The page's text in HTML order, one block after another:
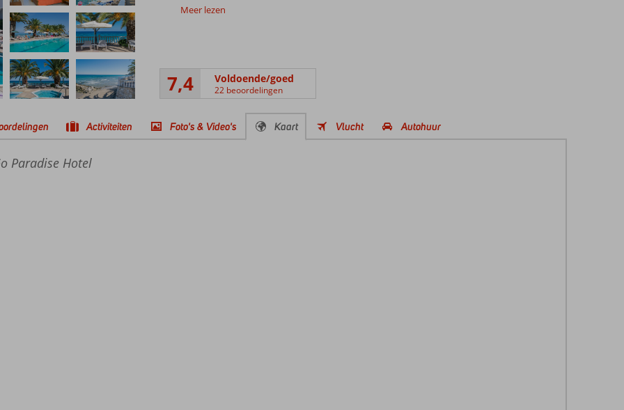
Meer lezen
7,4 Voldoende/goed
22 beoordelingen
Activiteiten Foto's & Video's Kaart Vlucht Autohuur
Paradise Hotel